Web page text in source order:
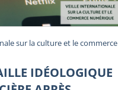
sur la culture et le commerce
IDÉOLOGIQUE